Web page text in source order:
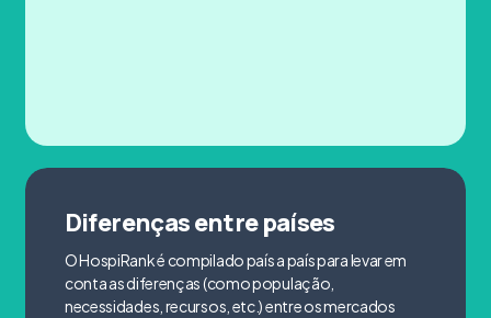
Diferenças entre países
O HospiRank é compilado país a país para levar em
conta as diferenças (como população,
necessidades, recursos, etc.) entre os mercados